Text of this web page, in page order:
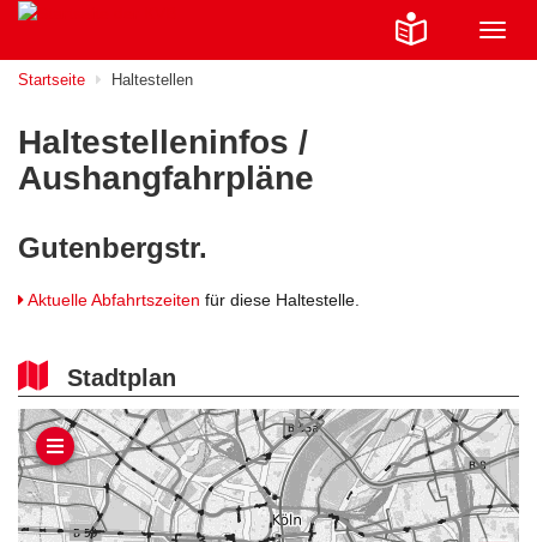
ein-/
Startseite Haltestellen
Haltestelleninfos /
Aushangfahrpläne
Gutenbergstr.
Aktuelle Abfahrtszeiten für diese Haltestelle.
Stadtplan